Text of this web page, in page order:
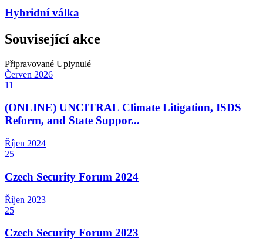
Hybridní válka
Související akce
Připravované Uplynulé
Červen 2026
11
(ONLINE) UNCITRAL Climate Litigation, ISDS
Reform, and State Suppor...
Říjen 2024
25
Czech Security Forum 2024
Říjen 2023
25
Czech Security Forum 2023